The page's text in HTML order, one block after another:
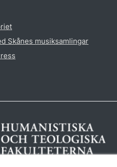
Skånes musiksamlingar